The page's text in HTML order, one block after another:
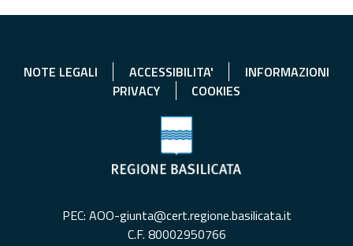
NOTE LEGALI ACCESSIBILITA'
INFORMAZIONI
PRIVACY
COOKIES
PEC: AOO-giunta@cert.regione.basilicata.it
C.F. 80002950766